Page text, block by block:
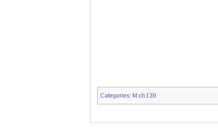
Categories: M.ch.f.39